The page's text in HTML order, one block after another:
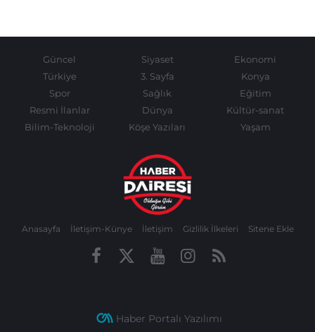
Güncel Siyaset
Ekonomi
Türkiye
3. Sayfa
Konya
Spor
Sağlık
Eğitim
Resmi İlanlar
Dünya
Kültür-sanat
Bilim-Teknoloji
Köşe Yazıları Yaşam
Anasayfa İletişim-Künye İletişim Gizlilik İlkeleri Sitene Ekle
Haber Portalı Yazılımı